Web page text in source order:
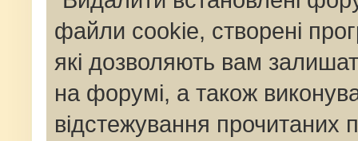
файли cookie, створені
які дозволяють вам
на форумі, а також
відстежування прочитаних